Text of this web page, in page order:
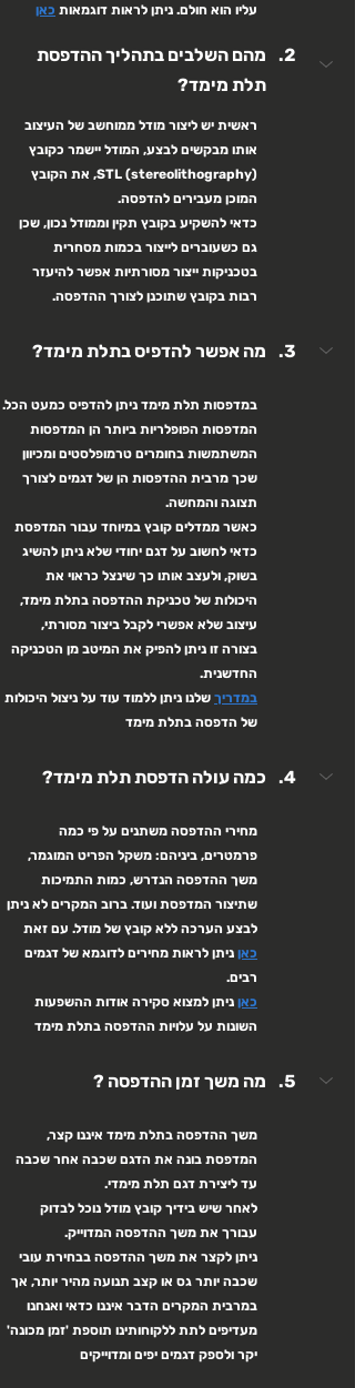
עליו הוא חולם. ניתן לראות דוגמאות כאן
מהם השלבים בתהליך ההדפסת
תלת מימד?
ראשית יש ליצור מודל ממוחשב של העיצוב
אותו מבקשים לבצע, המודל יישמר כקובץ
STL (stereolithography), את הקובץ
המוכן מעבירים להדפסה.
כדאי להשקיע בקובץ תקין וממודל נכון, שכן
גם כשעוברים לייצור בכמות מסחרית
בטכניקות ייצור מסורתיות אפשר להיעזר
רבות בקובץ שתוכנן לצורך ההדפסה.
מה אפשר להדפיס בתלת מימד?
במדפסות תלת מימד ניתן להדפיס כמעט הכל.
המדפסות הפופלריות ביותר הן המדפסות
המשתמשות בחומרים טרמופלסטים ומכיוון
שכך מרבית ההדפסות הן של דגמים לצורך
תצוגה והמחשה.
כאשר ממדלים קובץ במיוחד עבור המדפסת
כדאי לחשוב על דגם יחודי שלא ניתן להשיג
בשוק, ולעצב אותו כך שינצל כראוי את
היכולות של טכניקת ההדפסה בתלת מימד,
עיצוב שלא אפשרי לקבל ביצור מסורתי,
בצורה זו ניתן להפיק את המיטב מן הטכניקה
החדשנית.
במדריך שלנו ניתן ללמוד עוד על ניצול היכולות
של הדפסה בתלת מימד
כמה עולה הדפסת תלת מימד?
מחירי ההדפסה משתנים על פי כמה
פרמטרים, ביניהם: משקל הפריט המוגמר,
משך ההדפסה הנדרש, כמות התמיכות
שתיצור המדפסת ועוד. ברוב המקרים לא ניתן
לבצע הערכה ללא קובץ של מודל. עם זאת
כאן ניתן לראות מחירים לדוגמא של דגמים
רבים.
כאן ניתן למצוא סקירה אודות ההשפעות
השונות על עלויות ההדפסה בתלת מימד
מה משך זמן ההדפסה ?
משך ההדפסה בתלת מימד איננו קצר,
המדפסת בונה את הדגם שכבה אחר שכבה
עד ליצירת דגם תלת מימדי.
לאחר שיש בידיך קובץ מודל נוכל לבדוק
עבורך את משך ההדפסה המדוייק.
ניתן לקצר את משך ההדפסה בבחירת עובי
שכבה יותר גס או קצב תנועה מהיר יותר, אך
במרבית המקרים הדבר איננו כדאי ואנחנו
מעדיפים לתת ללקוחותינו תוספת 'זמן מכונה'
יקר ולספק דגמים יפים ומדוייקים